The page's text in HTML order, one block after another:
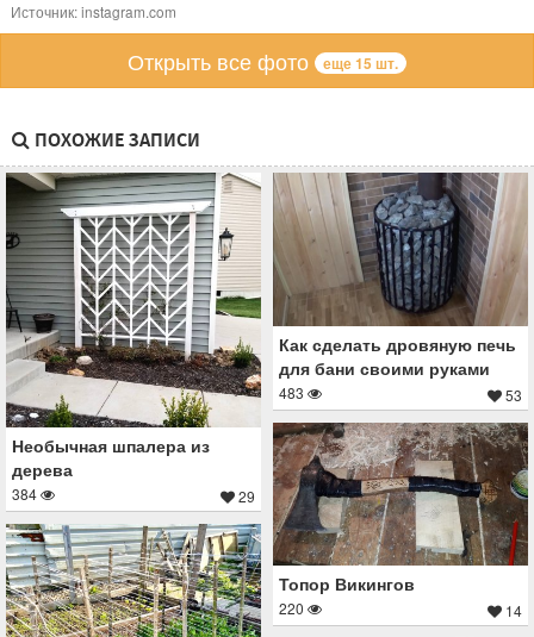
Источник: instagram.com
Открыть все фото еще 15 шт.
ПОХОЖИЕ ЗАПИСИ
Необычная шпалера из
дерева
384 29
Как сделать дровяную печь
для бани своими руками
483 53
Топор Викингов
220 14